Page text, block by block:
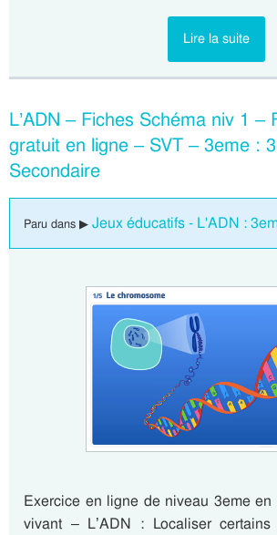
Lire la suite
L’ADN – Fiches Schéma niv 1 –
gratuit en ligne – SVT – 3eme :
Secondaire
Paru dans ▶ Jeux éducatifs - L'ADN :
Exercice en ligne de niveau 3eme
vivant – L’ADN : Localiser